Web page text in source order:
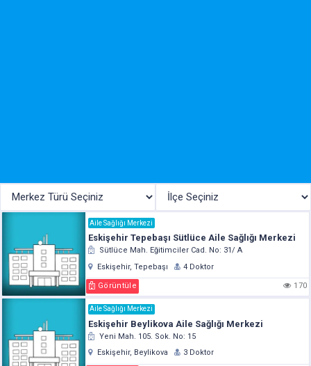
Aile Sağlığı Merkezi
Eskişehir Tepebaşı Sütlüce Aile Sağlığı Merkezi
Sütlüce Mah. Eğitimciler Cad. No: 31/ A
Eskişehir, Tepebaşı
4 Doktor
Görüntüle 170
Aile Sağlığı Merkezi
Eskişehir Beylikova Aile Sağlığı Merkezi
Yeni Mah. 105. Sok. No: 15
Eskişehir, Beylikova
3 Doktor